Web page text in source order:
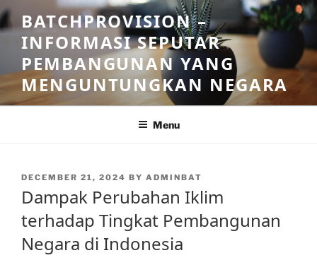
Skip
to
content
BATCHPROVISION –
INFORMASI SEPUTAR
PEMBANGUNAN YANG
MENGUNTUNGKAN NEGARA
Menu
POSTED
DECEMBER 21, 2024 BY ADMINBAT
Dampak Perubahan Iklim
terhadap Tingkat Pembangunan
Negara di Indonesia